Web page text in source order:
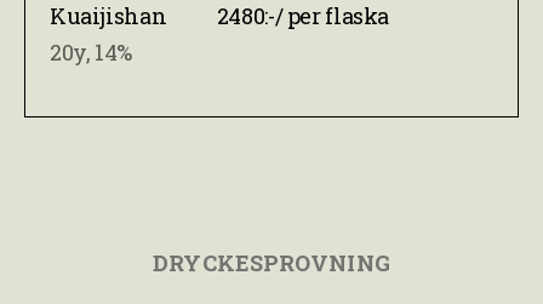
Kuaijishan
2480:-/ per flaska
20y, 14%
DRYCKESPROVNING